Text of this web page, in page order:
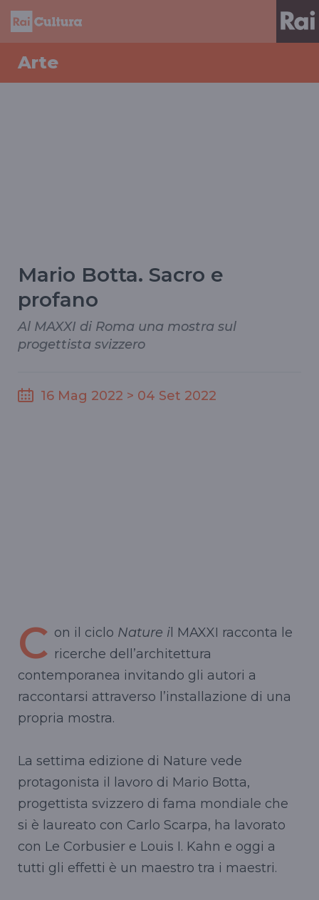
Arte
Mario Botta. Sacro e
profano
Al MAXXI di Roma una mostra sul
progettista svizzero
16 Mag 2022 > 04 Set 2022
C on il ciclo Nature i l MAXXI racconta le
ricerche dell’architettura
contemporanea invitando gli autori a
raccontarsi attraverso l’installazione di una
propria mostra.
La settima edizione di Nature vede
protagonista il lavoro di Mario Botta,
progettista svizzero di fama mondiale che
si è laureato con Carlo Scarpa, ha lavorato
con Le Corbusier e Louis I. Kahn e oggi a
tutti gli effetti è un maestro tra i maestri.